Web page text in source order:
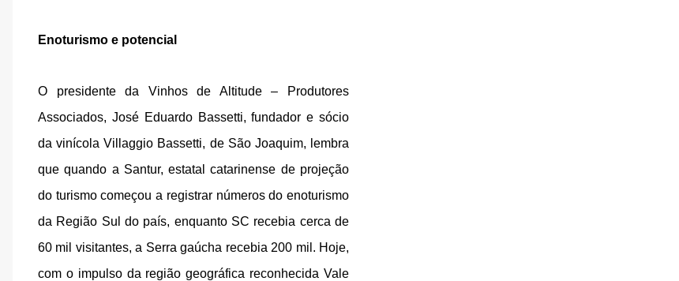
Enoturismo e potencial
O presidente da Vinhos de Altitude – Produtores
Associados, José Eduardo Bassetti, fundador e sócio
da vinícola Villaggio Bassetti, de São Joaquim, lembra
que quando a Santur, estatal catarinense de projeção
do turismo começou a registrar números do enoturismo
da Região Sul do país, enquanto SC recebia cerca de
60 mil visitantes, a Serra gaúcha recebia 200 mil. Hoje,
com o impulso da região geográfica reconhecida Vale